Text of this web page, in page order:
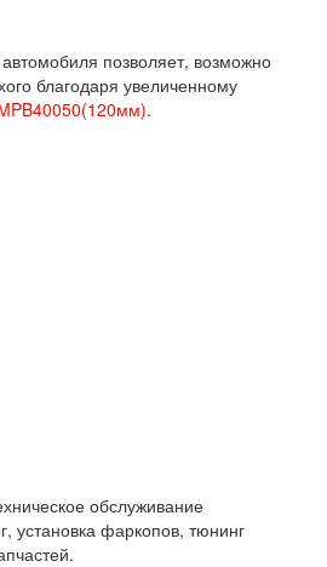
позволяет, возможно
благодаря увеличенному
.
обслуживание
установка фаркопов, тюнинг